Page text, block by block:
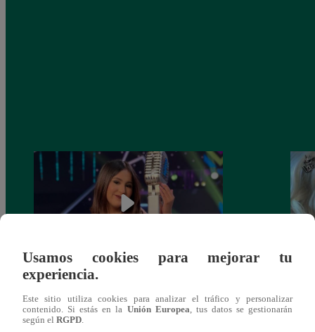
¡Imitadora de Laura Pausini se consagró
ganadora de Yo Soy: Nueva Generación!
Usamos cookies para mejorar tu
experiencia.
Este sitio utiliza cookies para analizar el tráfico y personalizar
contenido. Si estás en la Unión Europea , tus datos se gestionarán
según el RGPD